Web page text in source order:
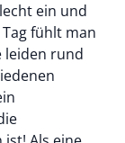
ein und
fühlt man
leiden rund